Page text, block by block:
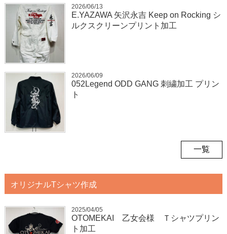
2026/06/13
E.YAZAWA 矢沢永吉 Keep on Rocking シ
ルクスクリーンプリント加工
2026/06/09
052Legend ODD GANG 刺繍加工 プリン
ト
一覧
オリジナルTシャツ作成
2025/04/05
OTOMEKAI 乙女会様 Ｔシャツプリン
ト加工